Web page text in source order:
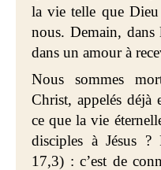
la vie telle que
nous. Demain, dans
dans un amour à
Nous sommes
Christ, appelés déjà
ce que la vie
disciples à Jésus ?
17,3) : c’est de